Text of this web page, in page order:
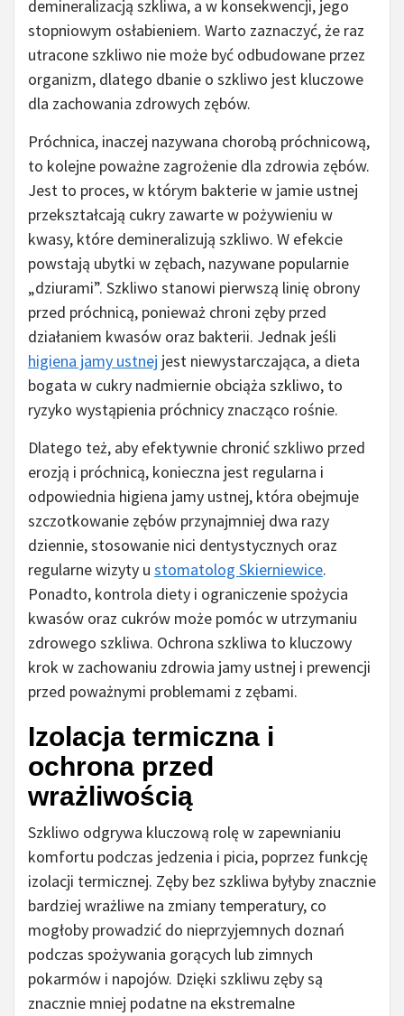
demineralizacją szkliwa, a w konsekwencji, jego
stopniowym osłabieniem. Warto zaznaczyć, że raz
utracone szkliwo nie może być odbudowane przez
organizm, dlatego dbanie o szkliwo jest kluczowe
dla zachowania zdrowych zębów.
Próchnica, inaczej nazywana chorobą próchnicową,
to kolejne poważne zagrożenie dla zdrowia zębów.
Jest to proces, w którym bakterie w jamie ustnej
przekształcają cukry zawarte w pożywieniu w
kwasy, które demineralizują szkliwo. W efekcie
powstają ubytki w zębach, nazywane popularnie
„dziurami”. Szkliwo stanowi pierwszą linię obrony
przed próchnicą, ponieważ chroni zęby przed
działaniem kwasów oraz bakterii. Jednak jeśli
higiena jamy ustnej jest niewystarczająca, a dieta
bogata w cukry nadmiernie obciąża szkliwo, to
ryzyko wystąpienia próchnicy znacząco rośnie.
Dlatego też, aby efektywnie chronić szkliwo przed
erozją i próchnicą, konieczna jest regularna i
odpowiednia higiena jamy ustnej, która obejmuje
szczotkowanie zębów przynajmniej dwa razy
dziennie, stosowanie nici dentystycznych oraz
regularne wizyty u stomatolog Skierniewice.
Ponadto, kontrola diety i ograniczenie spożycia
kwasów oraz cukrów może pomóc w utrzymaniu
zdrowego szkliwa. Ochrona szkliwa to kluczowy
krok w zachowaniu zdrowia jamy ustnej i prewencji
przed poważnymi problemami z zębami.
Izolacja termiczna i
ochrona przed
wrażliwością
Szkliwo odgrywa kluczową rolę w zapewnianiu
komfortu podczas jedzenia i picia, poprzez funkcję
izolacji termicznej. Zęby bez szkliwa byłyby znacznie
bardziej wrażliwe na zmiany temperatury, co
mogłoby prowadzić do nieprzyjemnych doznań
podczas spożywania gorących lub zimnych
pokarmów i napojów. Dzięki szkliwu zęby są
znacznie mniej podatne na ekstremalne